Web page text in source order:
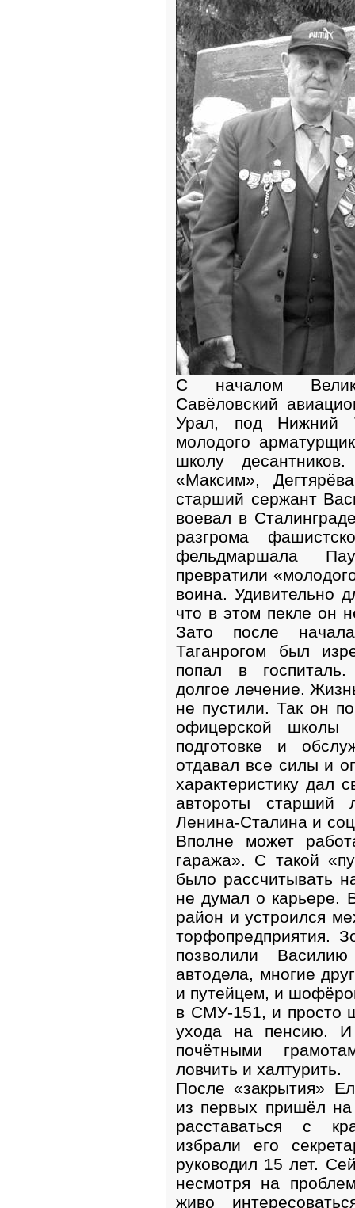
С началом
Савёловский
Урал, под Нижний
молодого
школу
«Максим»,
старший сержант
воевал в
разгрома
фельдмаршала
превратили
воина. Удивительно
что в этом пекле он
Зато после
Таганрогом был
попал в
долгое лечение.
не пустили. Так он
офицерской школы
подготовке и
отдавал все силы и
характеристику дал
автороты старший
Ленина-Сталина и
Вполне может
гаража». С такой
было рассчитывать
не думал о карьере.
район и устроился
торфопредприятия.
позволили
автодела, многие
и путейцем, и
в СМУ-151, и просто
ухода на пенсию. И
почётными
ловчить и халтурить.
После «закрытия»
из первых пришёл на
расставаться с
избрали его
руководил 15 лет.
несмотря на
живо